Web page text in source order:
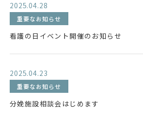
2025.04.28
重要なお知らせ
看護の日イベント開催のお知らせ
2025.04.23
重要なお知らせ
分娩施設相談会はじめます